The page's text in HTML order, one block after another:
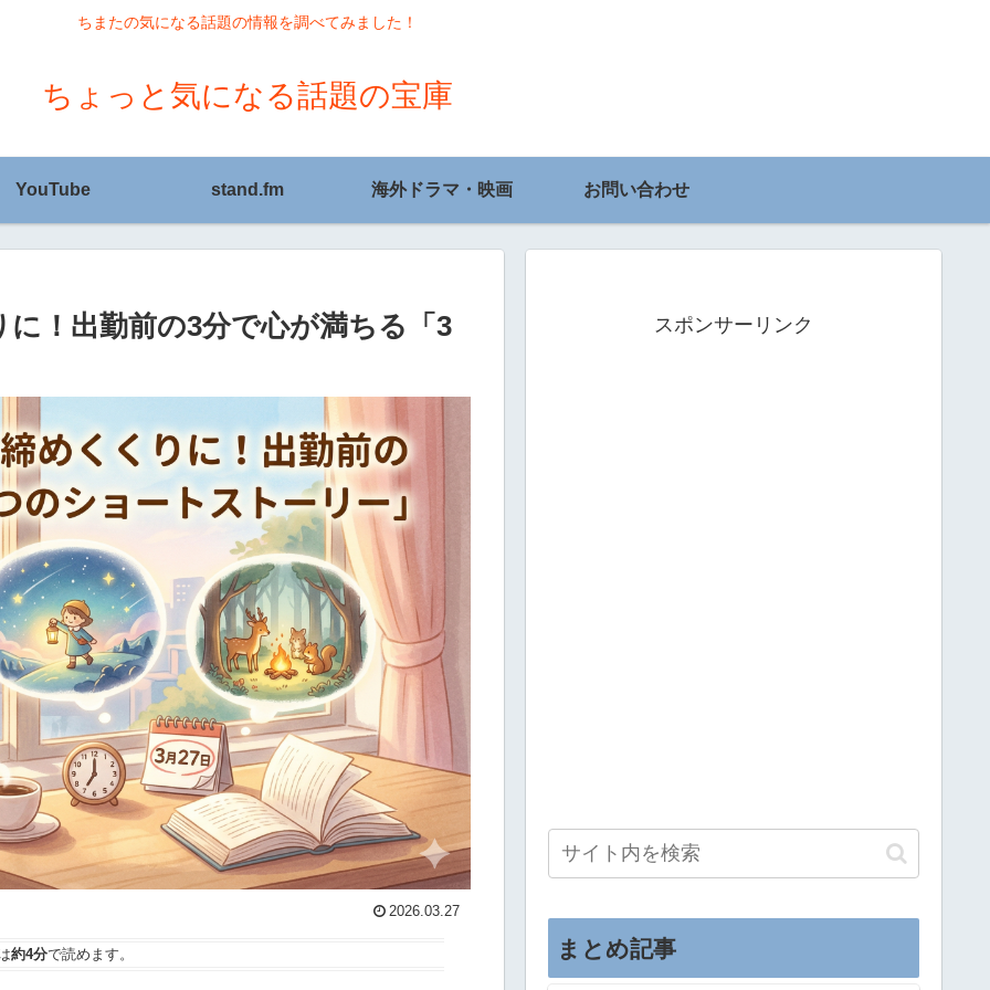
ちまたの気になる話題の情報を調べてみました！
ちょっと気になる話題の宝庫
YouTube stand.fm 海外ドラマ・映画 お問い合わせ
！出勤前の3分で心が満ちる「3
2026.03.27
約4分で読めます。
スポンサーリンク
まとめ記事